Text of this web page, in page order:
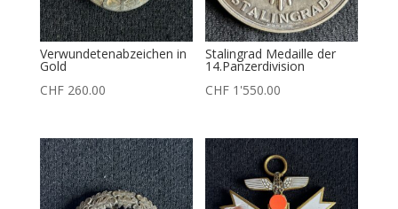
Verwundetenabzeichen in
Gold
CHF260.00
Stalingrad Medaille der
14.Panzerdivision
CHF 1'550.00